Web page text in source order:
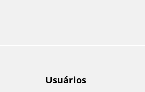
k a
Usuários